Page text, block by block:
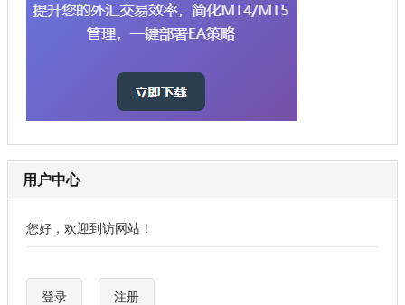
用户中心
您好，欢迎到访网站！
登录 注册